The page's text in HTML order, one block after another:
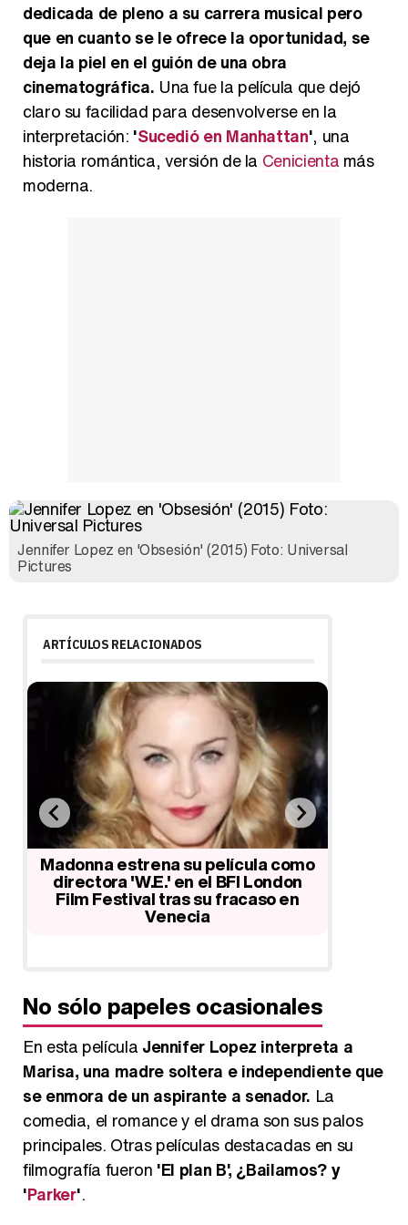
dedicada de pleno a su carrera musical pero
que en cuanto se le ofrece la oportunidad, se
deja la piel en el guión de una obra
cinematográfica. Una fue la película que dejó
claro su facilidad para desenvolverse en la
interpretación: 'Sucedió en Manhattan', una
historia romántica, versión de la Cenicienta más
moderna.
Jennifer Lopez en 'Obsesión' (2015) Foto: Universal
Pictures
ARTÍCULOS RELACIONADOS
Madonna estrena su película como
directora 'W.E.' en el BFI London
Film Festival tras su fracaso en
Venecia
No sólo papeles ocasionales
En esta película Jennifer Lopez interpreta a
Marisa, una madre soltera e independiente que
se enmora de un aspirante a senador. La
comedia, el romance y el drama son sus palos
principales. Otras películas destacadas en su
filmografía fueron 'El plan B', ¿Bailamos? y
'Parker'.